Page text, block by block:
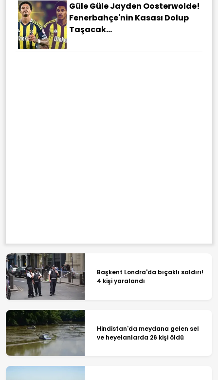
Güle Güle Jayden Oosterwolde!
Fenerbahçe'nin Kasası Dolup
Taşacak...
Başkent Londra'da bıçaklı saldırı!
4 kişi yaralandı
Hindistan'da meydana gelen sel
ve heyelanlarda 26 kişi öldü